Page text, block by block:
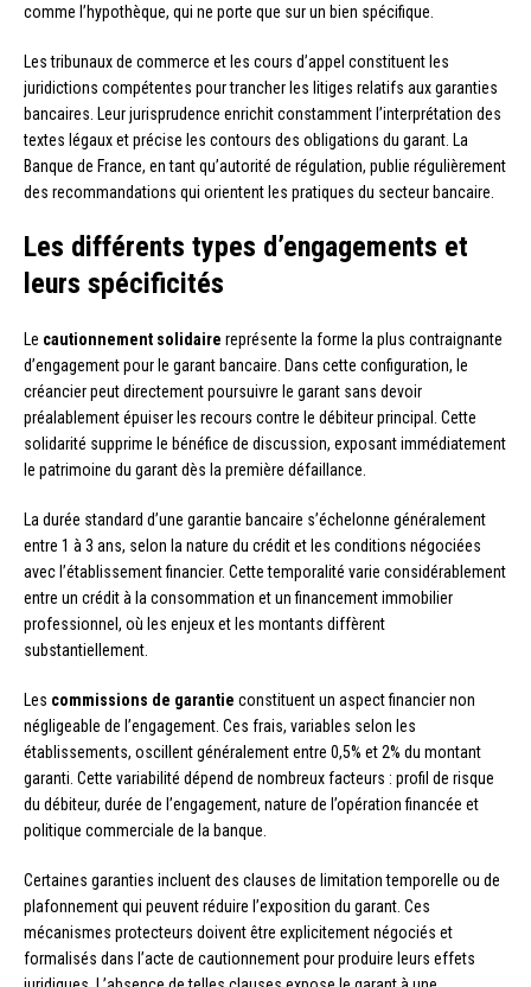
comme l’hypothèque, qui ne porte que sur un bien spécifique.
Les tribunaux de commerce et les cours d’appel constituent les
juridictions compétentes pour trancher les litiges relatifs aux garanties
bancaires. Leur jurisprudence enrichit constamment l’interprétation des
textes légaux et précise les contours des obligations du garant. La
Banque de France, en tant qu’autorité de régulation, publie régulièrement
des recommandations qui orientent les pratiques du secteur bancaire.
Les différents types d’engagements et
leurs spécificités
Le cautionnement solidaire représente la forme la plus contraignante
d’engagement pour le garant bancaire. Dans cette configuration, le
créancier peut directement poursuivre le garant sans devoir
préalablement épuiser les recours contre le débiteur principal. Cette
solidarité supprime le bénéfice de discussion, exposant immédiatement
le patrimoine du garant dès la première défaillance.
La durée standard d’une garantie bancaire s’échelonne généralement
entre 1 à 3 ans, selon la nature du crédit et les conditions négociées
avec l’établissement financier. Cette temporalité varie considérablement
entre un crédit à la consommation et un financement immobilier
professionnel, où les enjeux et les montants diffèrent
substantiellement.
Les commissions de garantie constituent un aspect financier non
négligeable de l’engagement. Ces frais, variables selon les
établissements, oscillent généralement entre 0,5% et 2% du montant
garanti. Cette variabilité dépend de nombreux facteurs : profil de risque
du débiteur, durée de l’engagement, nature de l’opération financée et
politique commerciale de la banque.
Certaines garanties incluent des clauses de limitation temporelle ou de
plafonnement qui peuvent réduire l’exposition du garant. Ces
mécanismes protecteurs doivent être explicitement négociés et
formalisés dans l’acte de cautionnement pour produire leurs effets